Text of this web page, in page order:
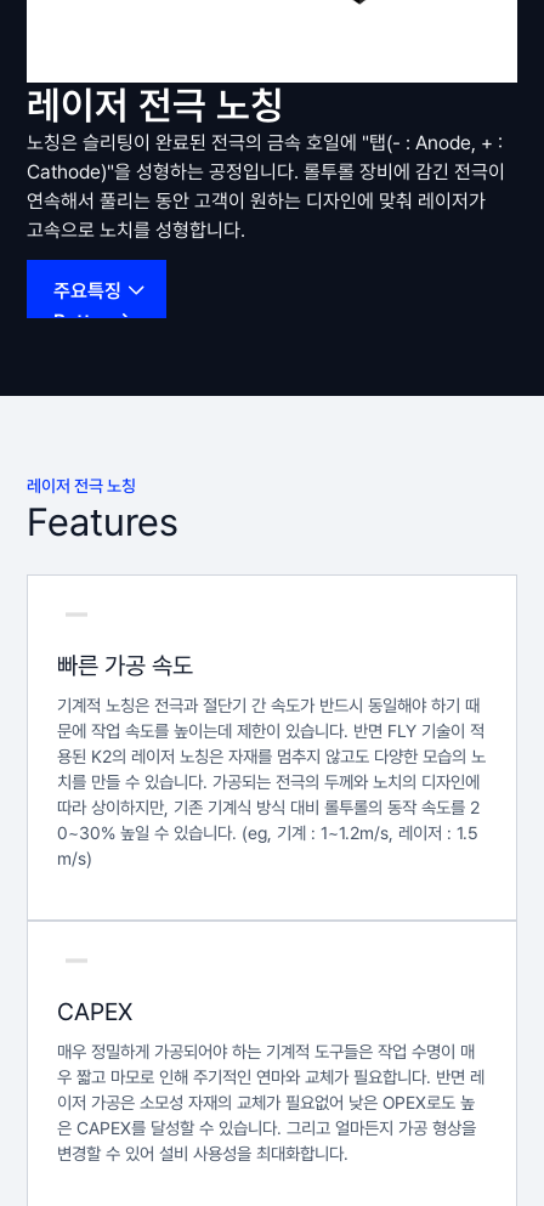
레이저 전극 노칭
노칭은 슬리팅이 완료된 전극의 금속 호일에 "탭(- : Anode, + :
Cathode)"을 성형하는 공정입니다. 롤투롤 장비에 감긴 전극이
연속해서 풀리는 동안 고객이 원하는 디자인에 맞춰 레이저가
고속으로 노치를 성형합니다.
주요특징
Button
레이저 전극 노칭
Features
빠른 가공 속도
기계적 노칭은 전극과 절단기 간 속도가 반드시 동일해야 하기 때
문에 작업 속도를 높이는데 제한이 있습니다. 반면 FLY 기술이 적
용된 K2의 레이저 노칭은 자재를 멈추지 않고도 다양한 모습의 노
치를 만들 수 있습니다. 가공되는 전극의 두께와 노치의 디자인에
따라 상이하지만, 기존 기계식 방식 대비 롤투롤의 동작 속도를 2
0~30% 높일 수 있습니다. (eg, 기계 : 1~1.2m/s, 레이저 : 1.5
m/s)
CAPEX
매우 정밀하게 가공되어야 하는 기계적 도구들은 작업 수명이 매
우 짧고 마모로 인해 주기적인 연마와 교체가 필요합니다. 반면 레
이저 가공은 소모성 자재의 교체가 필요없어 낮은 OPEX로도 높
은 CAPEX를 달성할 수 있습니다. 그리고 얼마든지 가공 형상을
변경할 수 있어 설비 사용성을 최대화합니다.